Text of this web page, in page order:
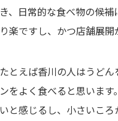
き、日常的な食べ物の候
り楽ですし、かつ店舗展開
たとえば香川の人はうど
ンをよく食べると思いま
いと感じるし、小さいころ